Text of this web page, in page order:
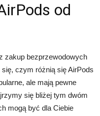
od
zakup bezprzewodowych
czym różnią się AirPods
ale mają pewne
się bliżej tym dwóm
mogą być dla Ciebie